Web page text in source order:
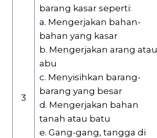
3
barang kasar seperti:
a. Mengerjakan bahan-
bahan yang kasar
b. Mengerjakan arang atau
abu
c. Menyisihkan barang-
barang yang besar
d. Mengerjakan bahan
tanah atau batu
e. Gang-gang, tangga di